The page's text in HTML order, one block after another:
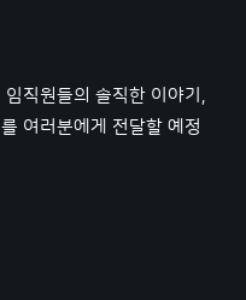
직원들의 솔직한 이야기,
여러분에게 전달할 예정